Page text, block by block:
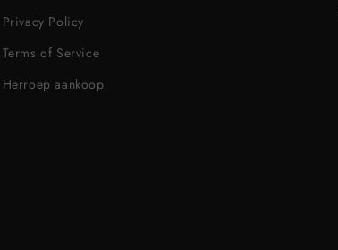
Privacy Policy
Terms of Service
Herroep aankoop